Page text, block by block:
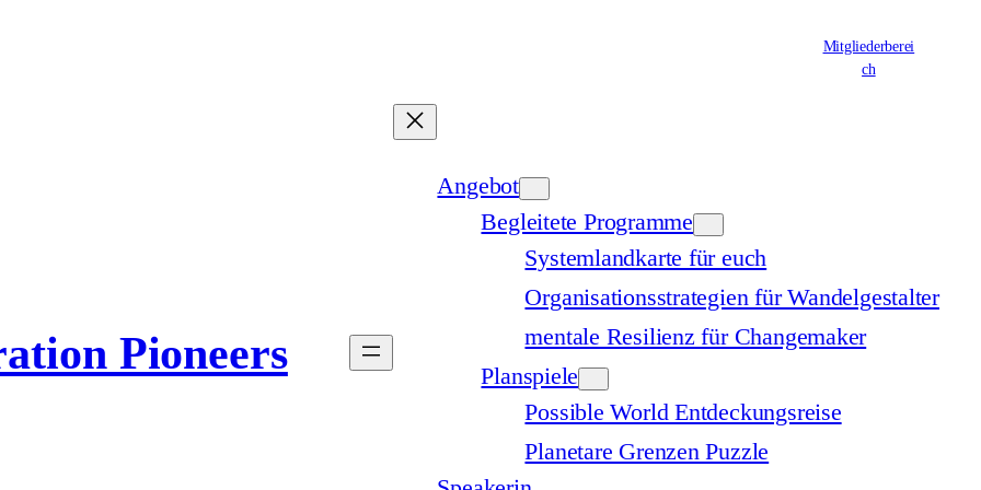
Mitgliederberei
ch
Pioneers
Angebot
Begleitete Programme
Systemlandkarte für euch
Organisationsstrategien für Wandelgestalter
mentale Resilienz für Changemaker
Planspiele
Possible World Entdeckungsreise
Planetare Grenzen Puzzle